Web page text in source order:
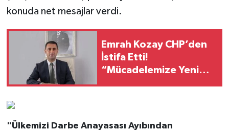
konuda net mesajlar verdi.
Emrah Kozay CHP’den
İstifa Etti!
“Mücadelemize Yeni
"Ülkemizi Darbe Anayasası Ayıbından